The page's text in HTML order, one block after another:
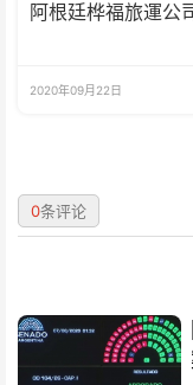
阿根廷桦福旅運公
2020年09月22日
0条评论